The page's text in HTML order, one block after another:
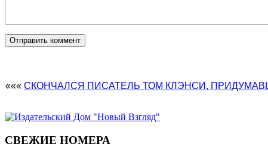
««« СКОНЧАЛСЯ ПИСАТЕЛЬ ТОМ КЛЭНСИ,
СВЕЖИЕ НОМЕРА